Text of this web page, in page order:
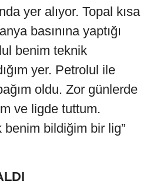
yer alıyor. Topal kısa
basınına yaptığı
benim teknik
yer. Petrolul ile
oldu. Zor günlerde
ve ligde tuttum.
benim bildiğim bir lig”